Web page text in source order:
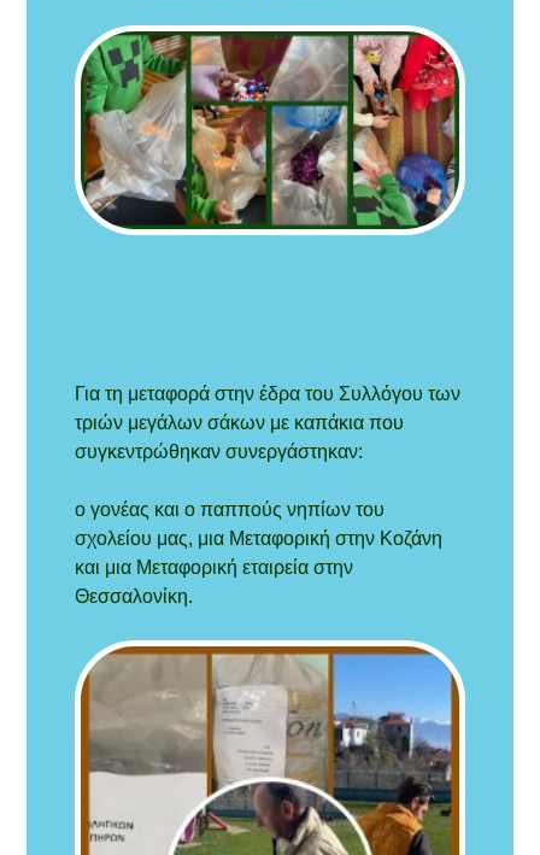
Για τη μεταφορά στην έδρα του Συλλόγου των
τριών μεγάλων σάκων με καπάκια που
συγκεντρώθηκαν συνεργάστηκαν:
ο γονέας και ο παππούς νηπίων του
σχολείου μας, μια Μεταφορική στην Κοζάνη
και μια Μεταφορική εταιρεία στην
Θεσσαλονίκη.